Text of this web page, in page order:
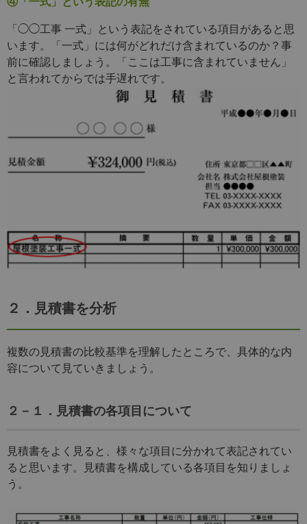
「◯◯工事 一式」という表記をされている項目があると思
います。「一式」には何がどれだけ含まれているのか？事
前に確認しましょう。「ここは工事に含まれていません」
と言われてからでは手遅れです。
２．見積書を分析
複数の見積書の比較基準を理解したところで、具体的な内
容について見ていきましょう。
２－１．見積書の各項目について
見積書をよく見ると、様々な項目に分かれて表記されてい
ると思います。見積書を構成している各項目を知りましょ
う。